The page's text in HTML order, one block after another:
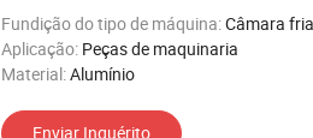
Fundição do tipo de máquina:Câmara fria Die
Aplicação: Peças de maquinaria
Material:Alumínio
Enviar Inquérito